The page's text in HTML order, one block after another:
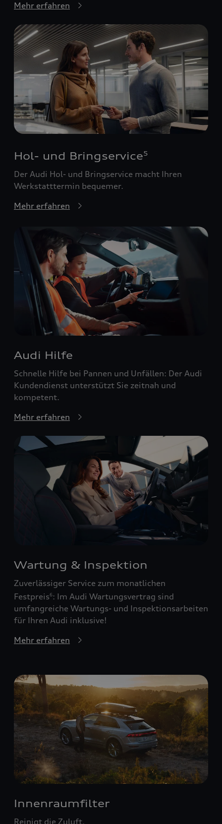
Mehr erfahren
Hol- und Bringservice5
Der Audi Hol- und Bringservice macht Ihren
Werkstatttermin bequemer.
Mehr erfahren
Audi Hilfe
Schnelle Hilfe bei Pannen und Unfällen: Der Audi
Kundendienst unterstützt Sie zeitnah und
kompetent.
Mehr erfahren
Wartung & Inspektion
Zuverlässiger Service zum monatlichen
Festpreis6: Im Audi Wartungsvertrag sind
umfangreiche Wartungs- und Inspektionsarbeiten
für Ihren Audi inklusive!
Mehr erfahren
Innenraumfilter
Reinigt die Zuluft.